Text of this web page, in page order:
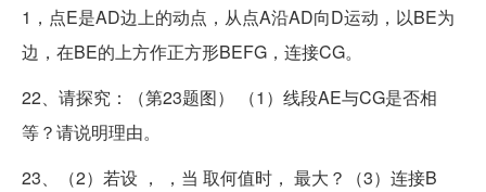
1，点E是AD边上的动点，从点A沿AD向D运动，以BE为
边，在BE的上方作正方形BEFG，连接CG。
22、请探究：（第23题图） （1）线段AE与CG是否相
等？请说明理由。
23、（2）若设 ， ，当 取何值时， 最大？（3）连接B